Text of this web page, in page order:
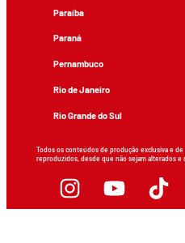
Paraíba
Paraná
Pernambuco
Rio de Janeiro
Rio Grande do Sul
Todos os conteúdos de produção exclusiva e
reproduzidos, desde que não sejam alterados